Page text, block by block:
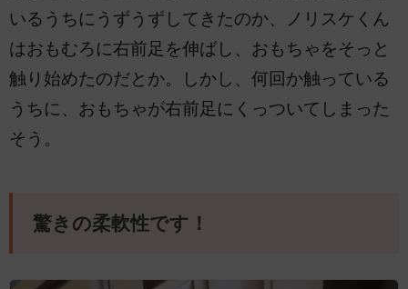
いるうちにうずうずしてきたのか、ノリスケくん
はおもむろに右前足を伸ばし、おもちゃをそっと
触り始めたのだとか。しかし、何回か触っている
うちに、おもちゃが右前足にくっついてしまった
そう。
驚きの柔軟性です！